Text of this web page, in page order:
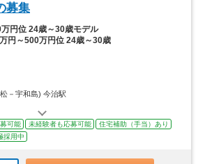
募集
万円位 24歳～30歳モデル
万円～500万円位 24歳～30歳
－宇和島) 今治駅
可能 未経験者も応募可能
住宅補助（手当）あり
採用中